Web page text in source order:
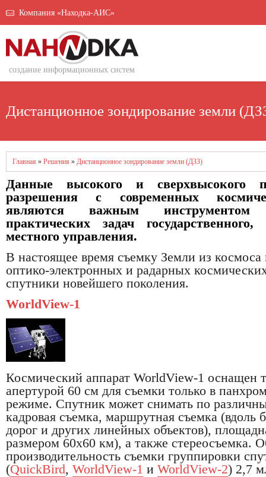
Компания «Находка-АИС»
создание информационных систем
Дистанционное зондирование земли
Главная » Решения » Дистанционное зондирование земли (ДЗЗ)
Данные высокого и сверхвысокого
разрешения с современных
являются важным
практических задач
местного управления.
В настоящее время съемку Земли из космоса
оптико-электронных и радарных
спутники новейшего поколения.
WorldView-1
Космический аппарат WorldView-1 оснащен
апертурой 60 см для съемки только в
режиме. Спутник может снимать по
кадровая съемка, маршрутная съемка (вдоль
дорог и других линейных объектов),
размером 60х60 км), а также стереосъемка.
производительность съемки группировки
(QuickBird, WorldView-1 и WorldView-2) 2,7